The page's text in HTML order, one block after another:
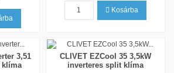
Kosárba
3,51
klíma
CLIVET EZCool 35 3,5kW
inverteres split klíma